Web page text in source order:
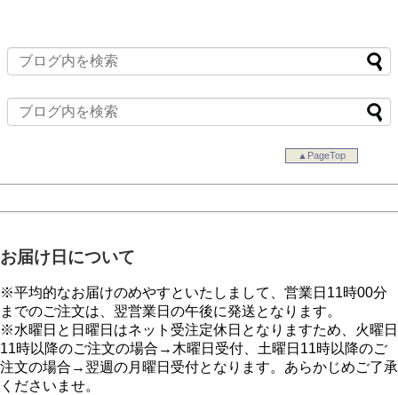
▲PageTop
お届け日について
※平均的なお届けのめやすといたしまして、営業日11時00分
までのご注文は、翌営業日の午後に発送となります。
※水曜日と日曜日はネット受注定休日となりますため、火曜日
11時以降のご注文の場合→木曜日受付、土曜日11時以降のご
注文の場合→翌週の月曜日受付となります。あらかじめご了承
くださいませ。